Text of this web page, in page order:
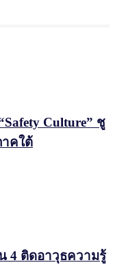
Culture” ชู
าคใต้
4 ติดอาวุธความรู้